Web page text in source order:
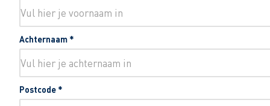
Achternaam *
Postcode *